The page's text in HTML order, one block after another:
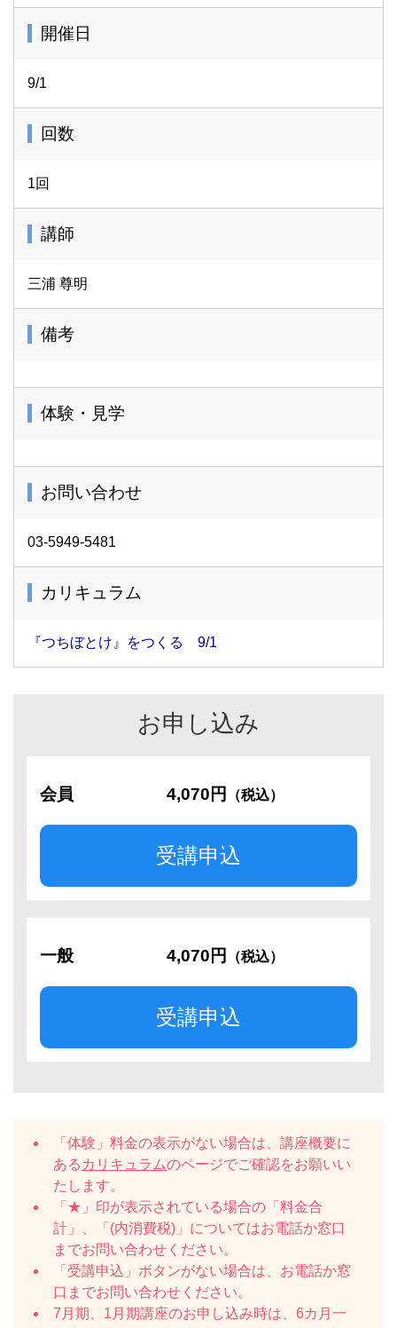
開催日
9/1
回数
1回
講師
三浦 尊明
備考
体験・見学
お問い合わせ
03-5949-5481
カリキュラム
『つちぼとけ』をつくる 9/1
お申し込み
会員 4,070円 （税込）
受講申込
一般 4,070円 （税込）
受講申込
「体験」料金の表示がない場合は、講座概要に
ある カリキュラムのページでご確認をお願いい
たします。
「★」印が表示されている場合の「料金合
計」、「(内消費税)」についてはお電話か窓口
までお問い合わせください。
「受講申込」ボタンがない場合は、お電話か窓
口までお問い合わせください。
7月期、1月期講座のお申し込み時は、6カ月一